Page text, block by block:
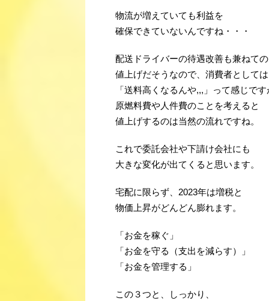
物流が増えていても利益を
確保できていないんですね・・・
配送ドライバーの待遇改善も兼ねての
値上げだそうなので、消費者として
「送料高くなるんや,,,」って感じです
原燃料費や人件費のことを考えると
値上げするのは当然の流れですね。
これで委託会社や下請け会社にも
大きな変化が出てくると思います。
宅配に限らず、2023年は増税と
物価上昇がどんどん膨れます。
「お金を稼ぐ」
「お金を守る（支出を減らす）」
「お金を管理する」
この３つと、しっかり、